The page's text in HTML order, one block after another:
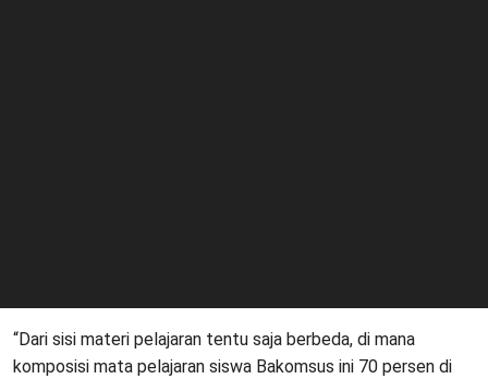
“Dari sisi materi pelajaran tentu saja berbeda, di mana
komposisi mata pelajaran siswa Bakomsus ini 70 persen di